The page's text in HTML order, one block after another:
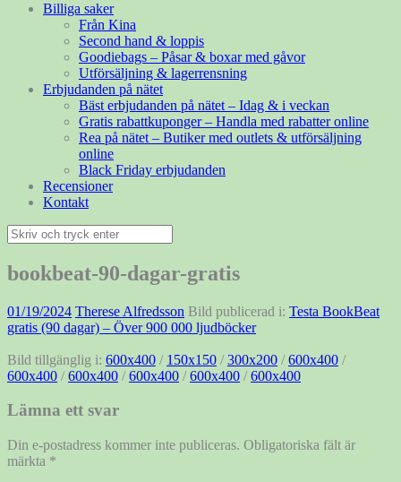
Billiga saker
Från Kina
Second hand & loppis
Goodiebags – Påsar & boxar med gåvor
Utförsäljning & lagerrensning
Erbjudanden på nätet
Bäst erbjudanden på nätet – Idag & i veckan
Gratis rabattkuponger – Handla med rabatter online
Rea på nätet – Butiker med outlets & utförsäljning
online
Black Friday erbjudanden
Recensioner
Kontakt
Sök
efter:
bookbeat-90-dagar-gratis
01/19/2024 Therese Alfredsson Bild publicerad i: Testa BookBeat
gratis (90 dagar) – Över 900 000 ljudböcker
Bild tillgänglig i: 600x400 / 150x150 /300x200 /600x400 /
600x400 /600x400 /600x400 /600x400 /600x400
Lämna ett svar
Din e-postadress kommer inte publiceras. Obligatoriska fält är
märkta *